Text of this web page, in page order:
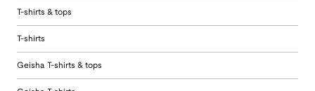
T-shirts & tops
T-shirts
Geisha T-shirts & tops